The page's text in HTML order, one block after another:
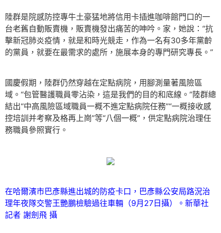
陸群是院感防控專牛土豪猛地將信用卡插進咖啡館門口的一
台老舊自動販賣機，販賣機發出痛苦的呻吟。家，她說：“抗
擊新冠肺炎疫情，就是和時光競走，作為一名有30多年黨齡
的黨員，就要在最需求的處所，施展本身的專門研究專長。”
國慶假期，陸群仍然穿越在定點病院，用腳測量著風險區
域。“包管醫護職員零沾染，這是我們的目的和底線。”陸群總
結出“中高風險區域職員一概不進定點病院任務”“一概接收感
控培訓并考察及格再上崗”等“八個一概”，供定點病院治理任
務職員參照實行。
在哈爾濱市巴彥縣進出城的防疫卡口，巴彥縣公安局路況治
理年夜隊交警王艷鵬檢驗過往車輛（9月27日攝）。新華社
記者 謝劍飛 攝